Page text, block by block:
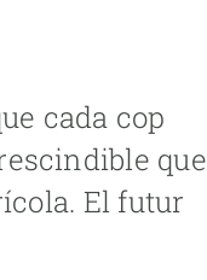
cada cop
que
El futur